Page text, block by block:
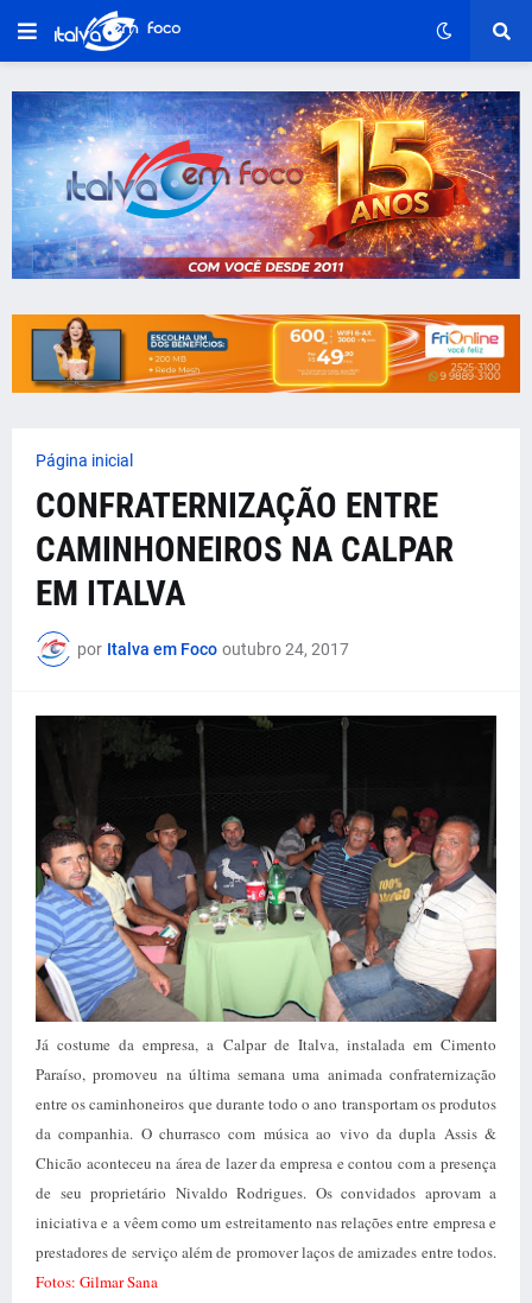
Página inicial
CONFRATERNIZAÇÃO ENTRE
CAMINHONEIROS NA CALPAR
EM ITALVA
por Italva em Foco outubro 24, 2017
Já costume da empresa, a Calpar de Italva, instalada em Cimento
Paraíso, promoveu na última semana uma animada confraternização
entre os caminhoneiros que durante todo o ano transportam os produtos
da companhia. O churrasco com música ao vivo da dupla Assis &
Chicão aconteceu na área de lazer da empresa e contou com a presença
de seu proprietário Nivaldo Rodrigues. Os convidados aprovam a
iniciativa e a vêem como um estreitamento nas relações entre empresa e
prestadores de serviço além de promover laços de amizades entre todos.
Fotos: Gilmar Sana